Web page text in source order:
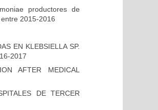
productores de
2015-2016
EN KLEBSIELLA SP.
2017
AFTER MEDICAL
DE TERCER